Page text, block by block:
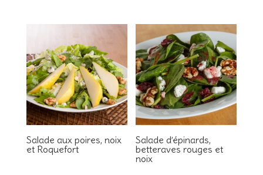
Salade aux poires, noix
et Roquefort
Salade d’épinards,
betteraves rouges et
noix